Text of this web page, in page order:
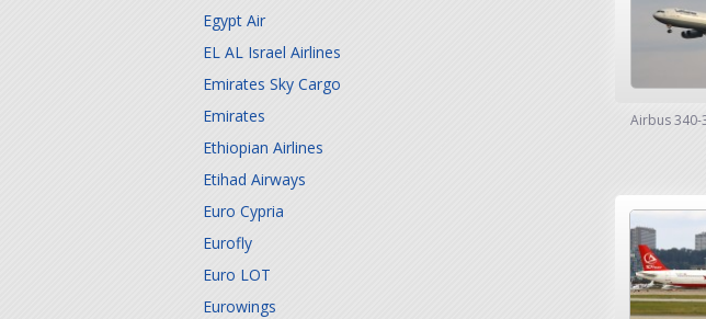
Egypt Air
EL AL Israel Airlines
Emirates Sky Cargo
Emirates
Ethiopian Airlines
Etihad Airways
Euro Cypria
Eurofly
Euro LOT
Eurowings
Airbus 340-